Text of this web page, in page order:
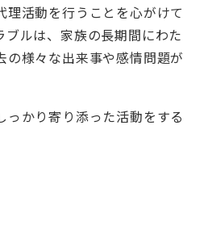
理活動を行うことを心がけて
ブルは、家族の長期間にわた
の様々な出来事や感情問題が
っかり寄り添った活動をする